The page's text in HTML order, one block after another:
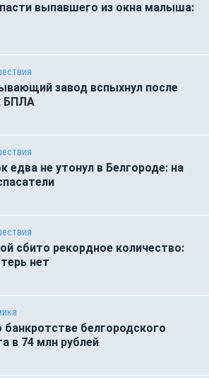
выпавшего из окна малыша:
завод вспыхнул после
БПЛА
едва не утонул в Белгороде: на
сбито рекордное количество:
нет
белгородского
в 74 млн рублей